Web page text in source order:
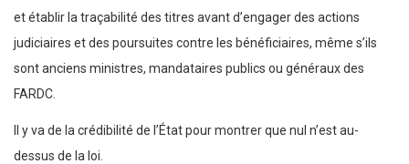
et établir la traçabilité des titres avant d’engager des actions
judiciaires et des poursuites contre les bénéficiaires, même s’ils
sont anciens ministres, mandataires publics ou généraux des
FARDC.
Il y va de la crédibilité de l’État pour montrer que nul n’est au-
dessus de la loi.